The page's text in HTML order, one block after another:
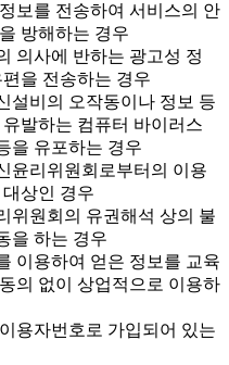
보를 전송하여 서비스의 안
방해하는 경우
의사에 반하는 광고성 정
을 전송하는 경우
설비의 오작동이나 정보 등
발하는 컴퓨터 바이러스
을 유포하는 경우
윤리위원회로부터의 이용
상인 경우
위원회의 유권해석 상의 불
을 하는 경우
이용하여 얻은 정보를 교육
의 없이 상업적으로 이용하
용자번호로 가입되어 있는